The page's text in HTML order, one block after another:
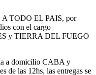
A TODO EL PAIS, por
con el cargo
y TIERRA DEL FUEGO
a domicilio CABA y
de las 12hs, las entregas se